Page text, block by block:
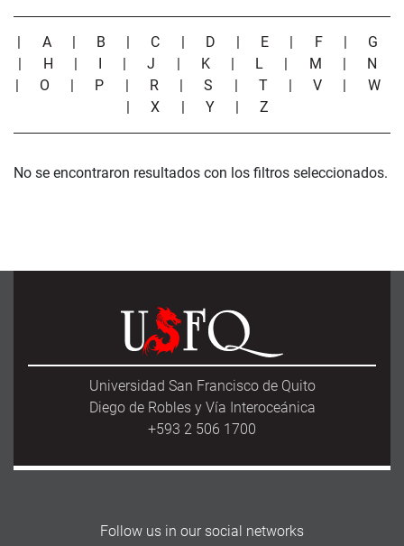
| A | B | C | D | E | F | G
| H | I |J | K | L | M | N
| O | P | R |S | T |V | W
|X | Y |Z
No se encontraron resultados con los filtros seleccionados.
Universidad San Francisco de Quito
Diego de Robles y Vía Interoceánica
+593 2 506 1700
Follow us in our social networks